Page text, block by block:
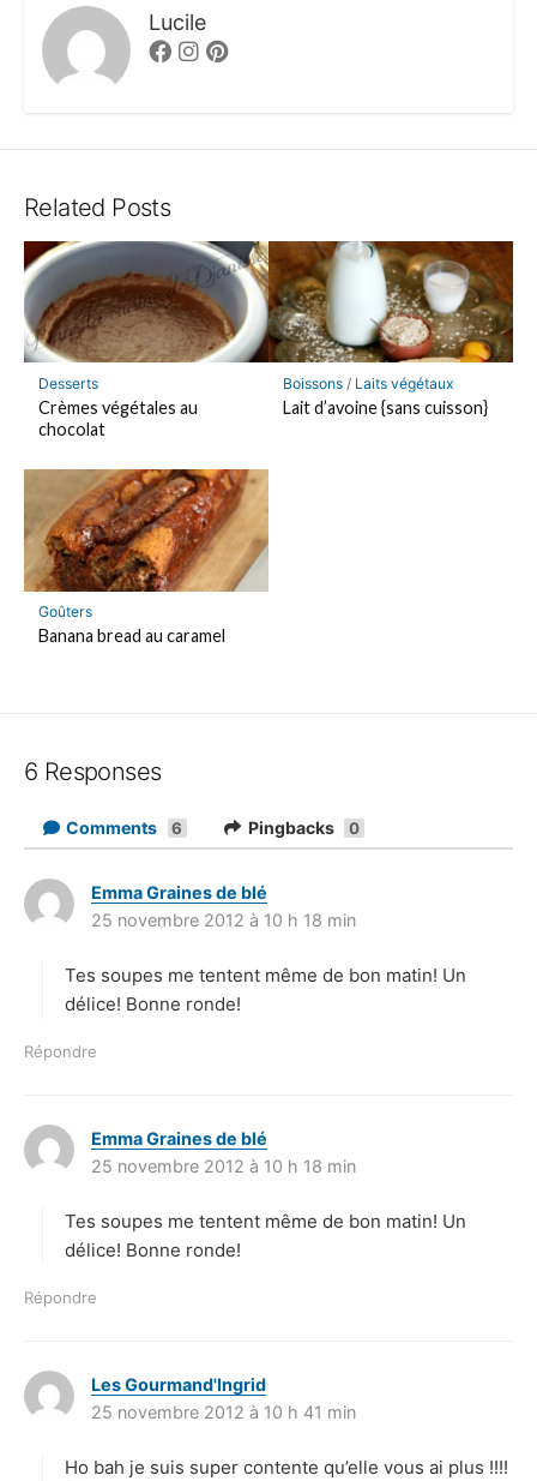
Lucile
FacebookInstagram
Pinterest
Related Posts
Desserts
Crèmes végétales au
chocolat
Boissons/ Laits végétaux
Lait d’avoine {sans cuisson}
Goûters
Banana bread au caramel
6 Responses
Comments 6 Pingbacks 0
Emma Graines de blé
i
25 novembre 2012 à 10 h 18 min
Tes soupes me tentent même de bon matin! Un
délice! Bonne ronde!
Répondre
Emma Graines de blé
i
25 novembre 2012 à 10 h 18 min
Tes soupes me tentent même de bon matin! Un
délice! Bonne ronde!
Répondre
Les Gourmand'Ingrid
i
25 novembre 2012 à 10 h 41 min
Ho bah je suis super contente qu’elle vous ai plus !!!!